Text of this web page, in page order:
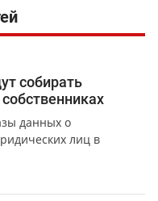
собирать
данных о
лиц в